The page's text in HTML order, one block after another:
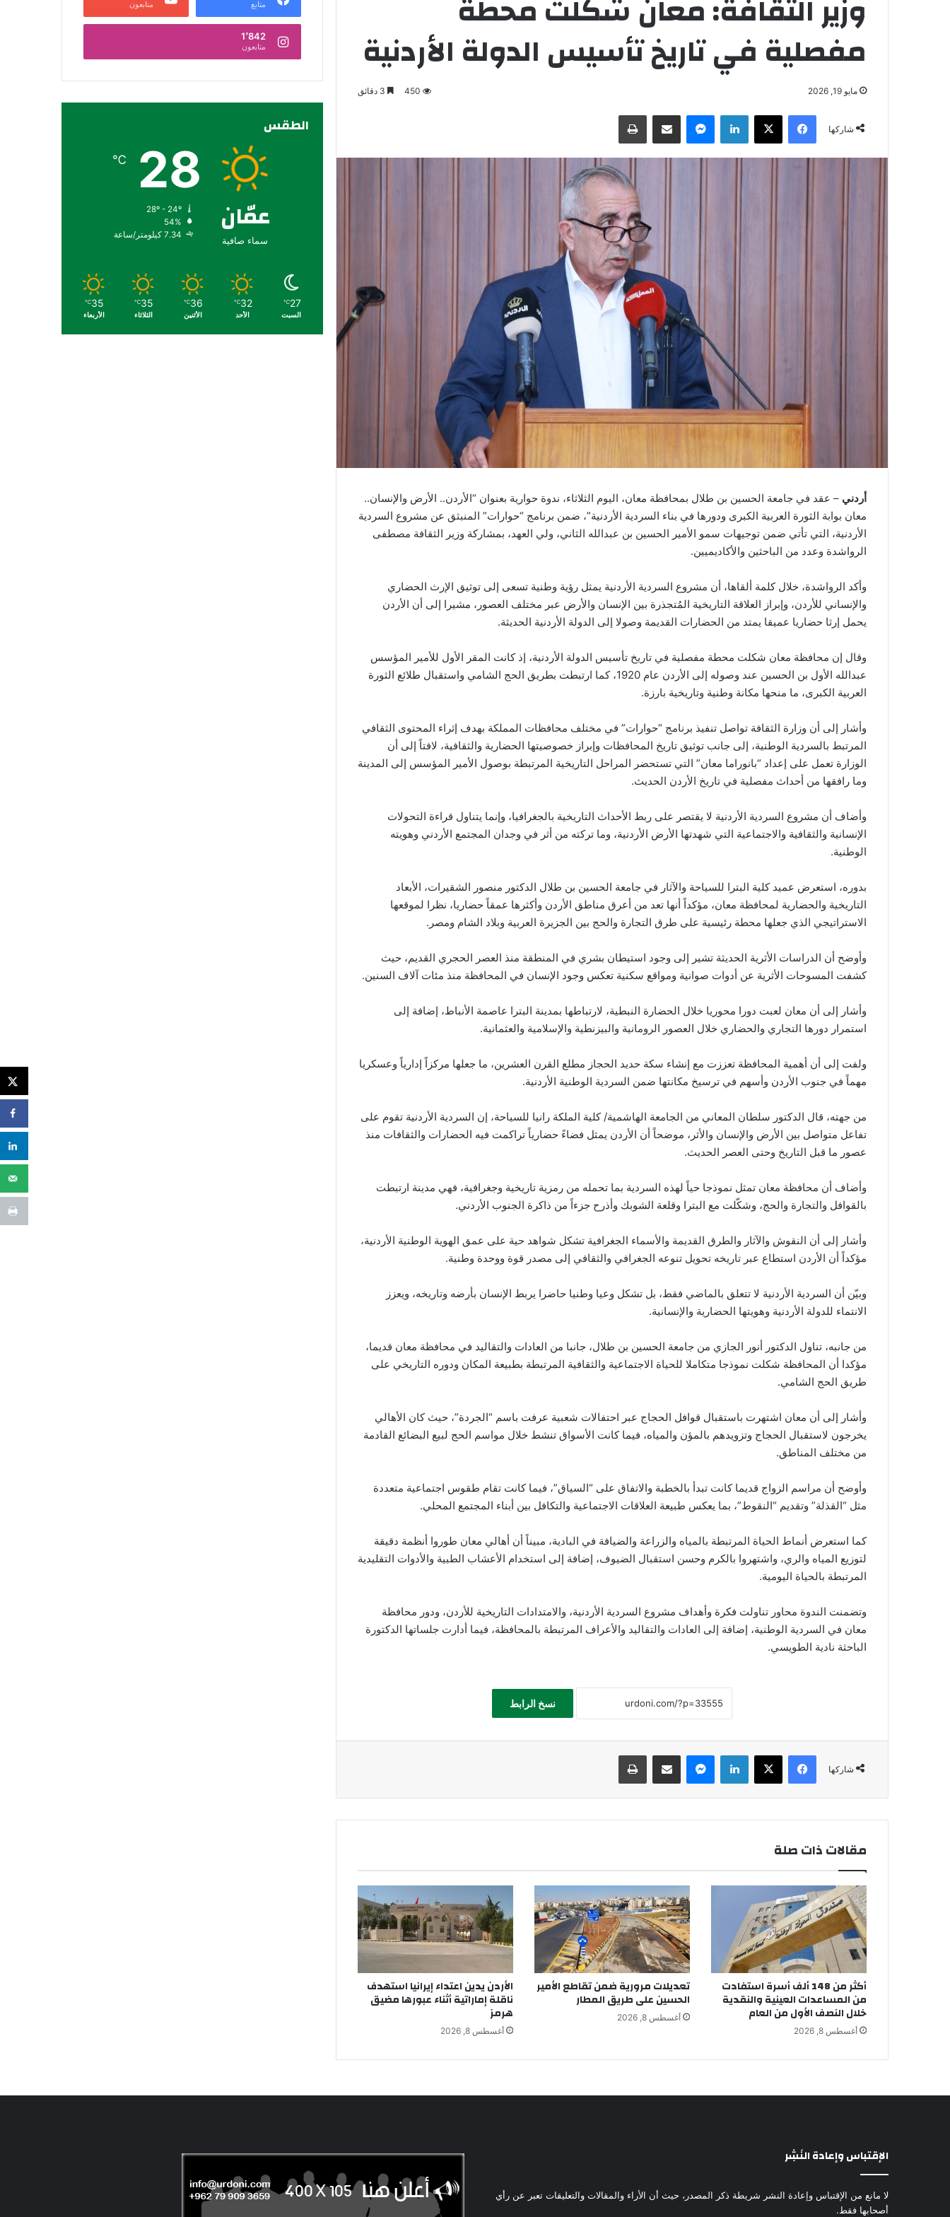
وزير الثقافة: معان شكلت محطة
مفصلية في تاريخ تأسيس الدولة الأردنية
مايو 19, 2026 450
شاركها
فيسبوك لينكدإن
أردني – عقد في جامعة الحسين بن طلال بمحافظة معان، اليوم الثلاثاء، ندوة حوارية بعنوان “الأردن.. الأرض والإنسان..
معان بوابة الثورة العربية الكبرى ودورها في بناء السردية الأردنية”، ضمن برنامج “حوارات” المنبثق عن مشروع السردية
الأردنية، التي تأتي ضمن توجيهات سمو الأمير الحسين بن عبدالله الثاني، ولي العهد، بمشاركة وزير الثقافة مصطفى
الرواشدة وعدد من الباحثين والأكاديميين.
وأكد الرواشدة، خلال كلمة ألقاها، أن مشروع السردية الأردنية يمثل رؤية وطنية تسعى إلى توثيق الإرث الحضاري
والإنساني للأردن، وإبراز العلاقة التاريخية المُتجذرة بين الإنسان والأرض عبر مختلف العصور، مشيرا إلى أن الأردن
يحمل إرثا حضاريا عميقا يمتد من الحضارات القديمة وصولا إلى الدولة الأردنية الحديثة.
وقال إن محافظة معان شكلت محطة مفصلية في تاريخ تأسيس الدولة الأردنية، إذ كانت المقر الأول للأمير المؤسس
عبدالله الأول بن الحسين عند وصوله إلى الأردن عام 1920، كما ارتبطت بطريق الحج الشامي واستقبال طلائع الثورة
العربية الكبرى، ما منحها مكانة وطنية وتاريخية بارزة.
وأشار إلى أن وزارة الثقافة تواصل تنفيذ برنامج “حوارات” في مختلف محافظات المملكة بهدف إثراء المحتوى الثقافي
المرتبط بالسردية الوطنية، إلى جانب توثيق تاريخ المحافظات وإبراز خصوصيتها الحضارية والثقافية، لافتاً إلى أن
الوزارة تعمل على إعداد “بانوراما معان” التي تستحضر المراحل التاريخية المرتبطة بوصول الأمير المؤسس إلى المدينة
وما رافقها من أحداث مفصلية في تاريخ الأردن الحديث.
وأضاف أن مشروع السردية الأردنية لا يقتصر على ربط الأحداث التاريخية بالجغرافيا، وإنما يتناول قراءة التحولات
الإنسانية والثقافية والاجتماعية التي شهدتها الأرض الأردنية، وما تركته من أثر في وجدان المجتمع الأردني وهويته
الوطنية.
بدوره، استعرض عميد كلية البترا للسياحة والآثار في جامعة الحسين بن طلال الدكتور منصور الشقيرات، الأبعاد
التاريخية والحضارية لمحافظة معان، مؤكداً أنها تعد من أعرق مناطق الأردن وأكثرها عمقاً حضاريا، نظرا لموقعها
الاستراتيجي الذي جعلها محطة رئيسية على طرق التجارة والحج بين الجزيرة العربية وبلاد الشام ومصر.
وأوضح أن الدراسات الأثرية الحديثة تشير إلى وجود استيطان بشري في المنطقة منذ العصر الحجري القديم، حيث
كشفت المسوحات الأثرية عن أدوات صوانية ومواقع سكنية تعكس وجود الإنسان في المحافظة منذ مئات آلاف السنين.
وأشار إلى أن معان لعبت دورا محوريا خلال الحضارة النبطية، لارتباطها بمدينة البترا عاصمة الأنباط، إضافة إلى
استمرار دورها التجاري والحضاري خلال العصور الرومانية والبيزنطية والإسلامية والعثمانية.
ولفت إلى أن أهمية المحافظة تعززت مع إنشاء سكة حديد الحجاز مطلع القرن العشرين، ما جعلها مركزاً إدارياً وعسكريا
مهماً في جنوب الأردن وأسهم في ترسيخ مكانتها ضمن السردية الوطنية الأردنية.
من جهته، قال الدكتور سلطان المعاني من الجامعة الهاشمية/ كلية الملكة رانيا للسياحة، إن السردية الأردنية تقوم على
تفاعل متواصل بين الأرض والإنسان والأثر، موضحاً أن الأردن يمثل فضاءً حضارياً تراكمت فيه الحضارات والثقافات منذ
عصور ما قبل التاريخ وحتى العصر الحديث.
وأضاف أن محافظة معان تمثل نموذجا حياً لهذه السردية بما تحمله من رمزية تاريخية وجغرافية، فهي مدينة ارتبطت
بالقوافل والتجارة والحج، وشكّلت مع البترا وقلعة الشوبك وأذرح جزءاً من ذاكرة الجنوب الأردني.
وأشار إلى أن النقوش والآثار والطرق القديمة والأسماء الجغرافية تشكل شواهد حية على عمق الهوية الوطنية الأردنية،
مؤكداً أن الأردن استطاع عبر تاريخه تحويل تنوعه الجغرافي والثقافي إلى مصدر قوة ووحدة وطنية.
وبيّن أن السردية الأردنية لا تتعلق بالماضي فقط، بل تشكل وعيا وطنيا حاضرا يربط الإنسان بأرضه وتاريخه، ويعزز
الانتماء للدولة الأردنية وهويتها الحضارية والإنسانية.
من جانبه، تناول الدكتور أنور الجازي من جامعة الحسين بن طلال، جانبا من العادات والتقاليد في محافظة معان قديما،
مؤكدا أن المحافظة شكلت نموذجا متكاملا للحياة الاجتماعية والثقافية المرتبطة بطبيعة المكان ودوره التاريخي على
طريق الحج الشامي.
وأشار إلى أن معان اشتهرت باستقبال قوافل الحجاج عبر احتفالات شعبية عرفت باسم “الجردة”، حيث كان الأهالي
يخرجون لاستقبال الحجاج وتزويدهم بالمؤن والمياه، فيما كانت الأسواق تنشط خلال مواسم الحج لبيع البضائع القادمة
من مختلف المناطق.
وأوضح أن مراسم الزواج قديما كانت تبدأ بالخطبة والاتفاق على “السياق”، فيما كانت تقام طقوس اجتماعية متعددة
مثل “القذلة” وتقديم “النقوط”، بما يعكس طبيعة العلاقات الاجتماعية والتكافل بين أبناء المجتمع المحلي.
كما استعرض أنماط الحياة المرتبطة بالمياه والزراعة والضيافة في البادية، مبيناً أن أهالي معان طوروا أنظمة دقيقة
لتوزيع المياه والري، واشتهروا بالكرم وحسن استقبال الضيوف، إضافة إلى استخدام الأعشاب الطبية والأدوات التقليدية
المرتبطة بالحياة اليومية.
وتضمنت الندوة محاور تناولت فكرة وأهداف مشروع السردية الأردنية، والامتدادات التاريخية للأردن، ودور محافظة
معان في السردية الوطنية، إضافة إلى العادات والتقاليد والأعراف المرتبطة بالمحافظة، فيما أدارت جلساتها الدكتورة
الباحثة نادية الطويسي.
نسخ الرابط
شاركها
فيسبوك لينكدإن
مقالات ذات صلة
أكثر من 148 ألف أسرة استفادت
من المساعدات العينية والنقدية
خلال النصف الأول من العام
أغسطس 8, 2026
تعديلات مرورية ضمن تقاطع الأمير
الحسين على طريق المطار
أغسطس 8, 2026
الأردن يدين اعتداء إيرانيا استهدف
ناقلة إماراتية أثناء عبورها مضيق
هرمز
أغسطس 8, 2026
متابع متابعون
1٬842
متابعون
الطقس
عمّان
سماء صافية
28
℃
54%
7.34 كيلومتر/ساعة
27
℃
السبت
32
℃
الأحد
36
℃
الأثنين
35
℃
الثلاثاء
35
℃
الأربعاء
الإقتباس وإعادة النَشِر
لا مانع من الإقتباس وإعادة النشر شريطة ذكر المصدر، حيث أن الأراء والمقالات والتعليقات تعبر عن رأي
أصحابها فقط.